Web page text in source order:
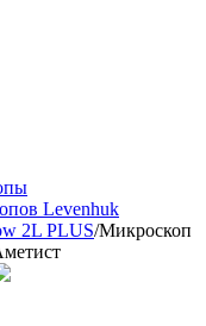
Levenhuk
2L PLUS/Микроскоп